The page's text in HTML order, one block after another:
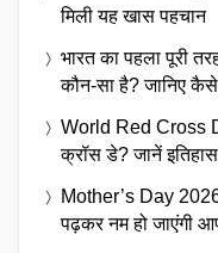
मिली यह खास पहचान
भारत का पहला पूरी
कौन-सा है? जानिए
World Red Cross
क्रॉस डे? जानें
Mother’s Day
पढ़कर नम हो जाएंगी